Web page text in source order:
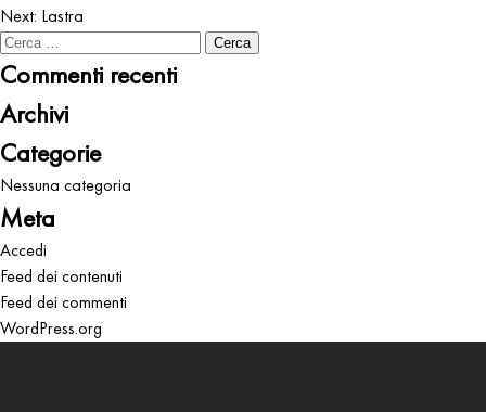
articoli
Next: Lastra
Ricerca
per:
Commenti recenti
Archivi
Categorie
Nessuna categoria
Meta
Accedi
Feed dei contenuti
Feed dei commenti
WordPress.org